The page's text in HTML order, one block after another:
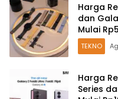
Harga
dan
Mulai
TEKNO
Harga
Series